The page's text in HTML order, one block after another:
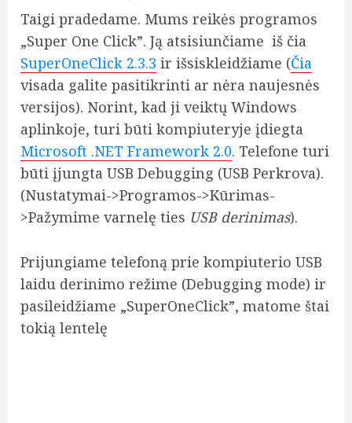
Taigi pradedame. Mums reikės programos
„Super One Click”. Ją atsisiunčiame iš čia
SuperOneClick 2.3.3 ir išsiskleidžiame (Čia
visada galite pasitikrinti ar nėra naujesnės
versijos). Norint, kad ji veiktų Windows
aplinkoje, turi būti kompiuteryje įdiegta
Microsoft .NET Framework 2.0. Telefone turi
būti įjungta USB Debugging (USB Perkrova).
(Nustatymai->Programos->Kūrimas-
>Pažymime varnelę ties USB derinimas).
Prijungiame telefoną prie kompiuterio USB
laidu derinimo režime (Debugging mode) ir
pasileidžiame „SuperOneClick”, matome štai
tokią lentelę